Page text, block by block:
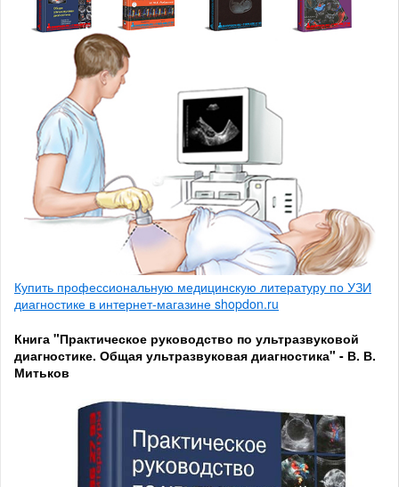
Купить профессиональную медицинскую литературу по УЗИ
диагностике в интернет-магазине shopdon.ru
Книга "Практическое руководство по ультразвуковой
диагностике. Общая ультразвуковая диагностика" - В. В.
Митьков